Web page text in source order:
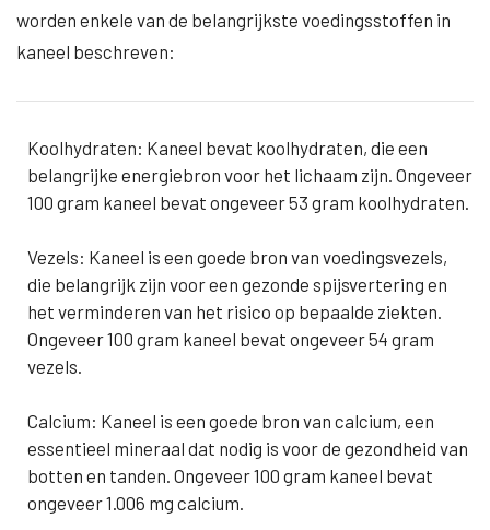
worden enkele van de belangrijkste voedingsstoffen in
kaneel beschreven:
Koolhydraten: Kaneel bevat koolhydraten, die een
belangrijke energiebron voor het lichaam zijn. Ongeveer
100 gram kaneel bevat ongeveer 53 gram koolhydraten.
Vezels: Kaneel is een goede bron van voedingsvezels,
die belangrijk zijn voor een gezonde spijsvertering en
het verminderen van het risico op bepaalde ziekten.
Ongeveer 100 gram kaneel bevat ongeveer 54 gram
vezels.
Calcium: Kaneel is een goede bron van calcium, een
essentieel mineraal dat nodig is voor de gezondheid van
botten en tanden. Ongeveer 100 gram kaneel bevat
ongeveer 1.006 mg calcium.